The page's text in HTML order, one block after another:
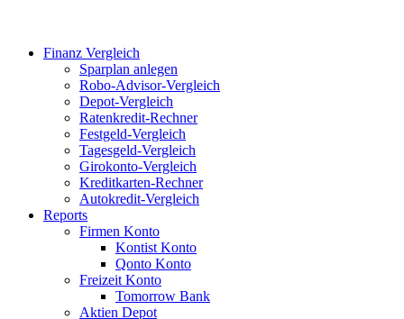
Finanz Vergleich
Sparplan anlegen
Robo-Advisor-Vergleich
Depot-Vergleich
Ratenkredit-Rechner
Festgeld-Vergleich
Tagesgeld-Vergleich
Girokonto-Vergleich
Kreditkarten-Rechner
Autokredit-Vergleich
Reports
Firmen Konto
Kontist Konto
Qonto Konto
Freizeit Konto
Tomorrow Bank
Aktien Depot